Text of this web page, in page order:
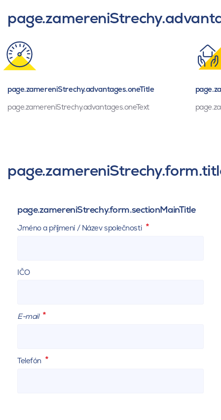
page.zamereniStrechy.advantages.oneTitle
page.zamereniStrechy.advantages.oneText
page.zamereniStrechy.form.sectionMainTitle
Jméno a příjmení / Název společnosti
IČO
E-mail
Telefón